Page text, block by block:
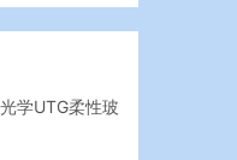
学UTG柔性玻